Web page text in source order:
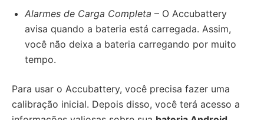
Alarmes de Carga Completa – O Accubattery
avisa quando a bateria está carregada. Assim,
você não deixa a bateria carregando por muito
tempo.
Para usar o Accubattery, você precisa fazer uma
calibração inicial. Depois disso, você terá acesso a